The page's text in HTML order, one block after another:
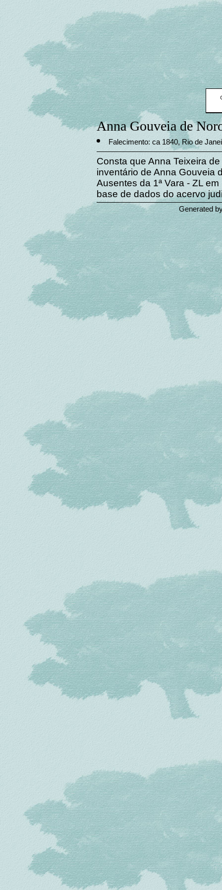
Anna Gouveia de
Falecimento: ca 1840, Rio de
Consta que Anna Teixeira
inventário de Anna Gouveia
Ausentes da 1ª Vara - ZL
base de dados do acervo
Generated